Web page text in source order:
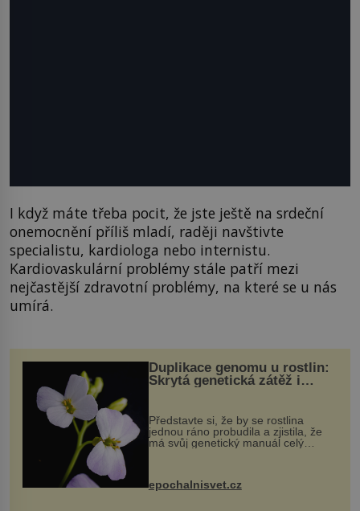
I když máte třeba pocit, že jste ještě na srdeční
onemocnění příliš mladí, raději navštivte
specialistu, kardiologa nebo internistu.
Kardiovaskulární problémy stále patří mezi
nejčastější zdravotní problémy, na které se u nás
umírá.
Duplikace genomu u rostlin:
Skrytá genetická zátěž i
Představte si, že by se rostlina
jednou ráno probudila a zjistila, že
má svůj genetický manuál celý
vstupenka...
epochalnisvet.cz